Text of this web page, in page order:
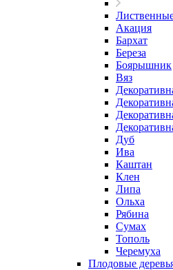
Акация
Бархат
Береза
Боярышник
Вяз
Дуб
Ива
Каштан
Клен
Липа
Ольха
Рябина
Сумах
Тополь
Черемуха
Плодовые